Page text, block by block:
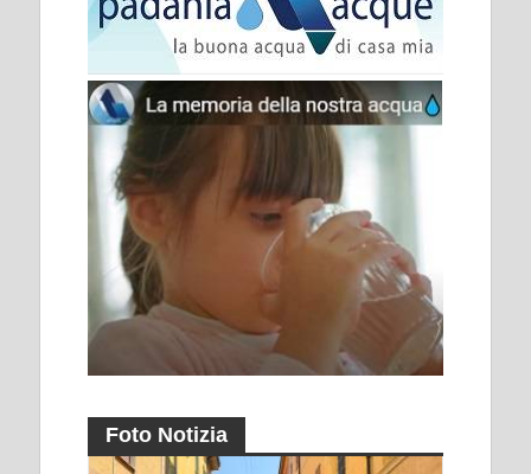
Foto Notizia